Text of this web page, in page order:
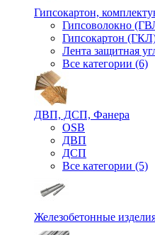
Гипсокартон,
Гипсоволокно
Гипсокартон
Лента защитная
Все категории (6)
ДВП, ДСП, Фанера
OSB
ДВП
ДСП
Все категории (5)
Железобетонные